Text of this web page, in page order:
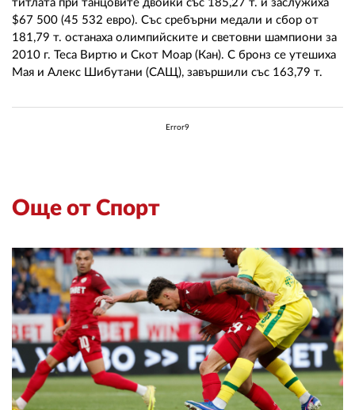
титлата при танцовите двойки със 185,27 т. и заслужиха
$67 500 (45 532 евро). Със сребърни медали и сбор от
181,79 т. останаха олимпийските и световни шампиони за
2010 г. Теса Виртю и Скот Моар (Кан). С бронз се утешиха
Мая и Алекс Шибутани (САЩ), завършили със 163,79 т.
Error9
Още от Спорт